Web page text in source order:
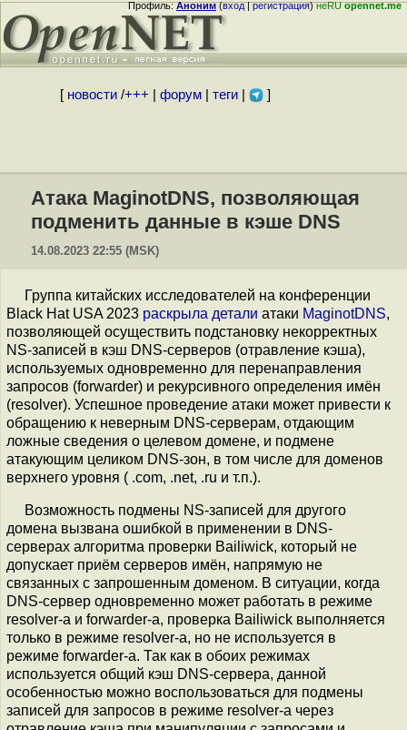
Профиль:Аноним(вход|регистрация)неRUopennet.me
[ новости/+++ форум| теги| ]
Атака MaginotDNS, позволяющая
подменить данные в кэше DNS
14.08.2023 22:55 (MSK)
Группа китайских исследователей на конференции
Black Hat USA 2023 раскрыла детали атаки MaginotDNS,
позволяющей осуществить подстановку некорректных
NS-записей в кэш DNS-серверов (отравление кэша),
используемых одновременно для перенаправления
запросов (forwarder) и рекурсивного определения имён
(resolver). Успешное проведение атаки может привести к
обращению к неверным DNS-серверам, отдающим
ложные сведения о целевом домене, и подмене
атакующим целиком DNS-зон, в том числе для доменов
верхнего уровня ( .com, .net, .ru и т.п.).
Возможность подмены NS-записей для другого
домена вызвана ошибкой в применении в DNS-
серверах алгоритма проверки Bailiwick, который не
допускает приём серверов имён, напрямую не
связанных с запрошенным доменом. В ситуации, когда
DNS-сервер одновременно может работать в режиме
resolver-а и forwarder-а, проверка Bailiwick выполняется
только в режиме resolver-а, но не используется в
режиме forwarder-а. Так как в обоих режимах
используется общий кэш DNS-сервера, данной
особенностью можно воспользоваться для подмены
записей для запросов в режиме resolver-а через